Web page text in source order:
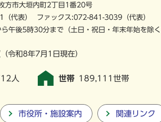
方市大垣内町2丁目1番20号
（代表） ファックス:072-841-3039（代表）
午後5時30分まで （土日・祝日・年末年始を除く
（令和8年7月1日現在）
人 世帯 189,111世帯
市役所・施設案内 関連リンク